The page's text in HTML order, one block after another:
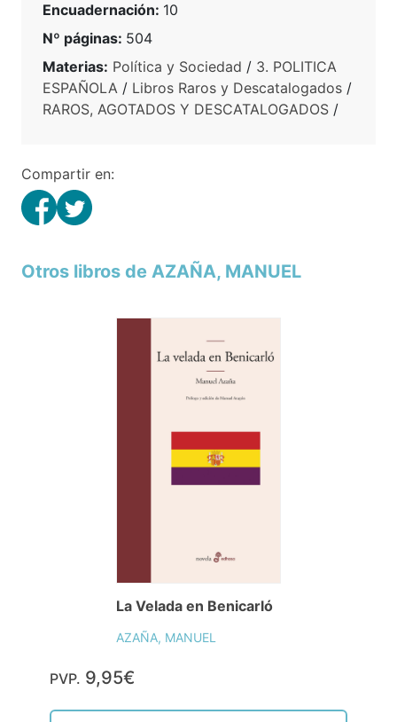
Encuadernación: 10
Nº páginas: 504
Materias: Política y Sociedad / 3. POLITICA
ESPAÑOLA / Libros Raros y Descatalogados /
RAROS, AGOTADOS Y DESCATALOGADOS /
Compartir en:
Otros libros de AZAÑA, MANUEL
La Velada en Benicarló
AZAÑA, MANUEL
PVP. 9,95€